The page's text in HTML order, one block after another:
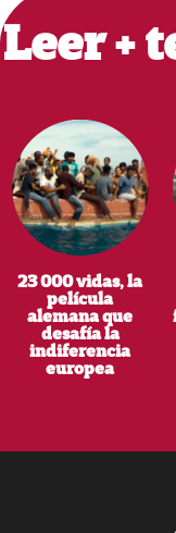
Leer +
23 000 vidas, la
película
alemana que
desafía la
indiferencia
europea